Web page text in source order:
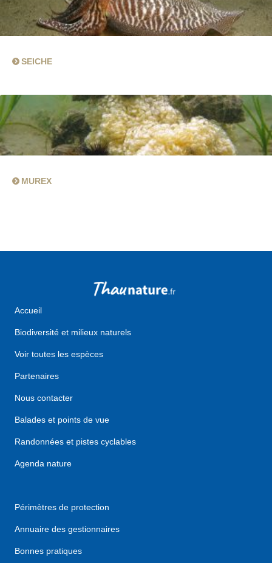
SEICHE
MUREX
Accueil
Biodiversité et milieux naturels
Voir toutes les espèces
Partenaires
Nous contacter
Balades et points de vue
Randonnées et pistes cyclables
Agenda nature
Périmètres de protection
Annuaire des gestionnaires
Bonnes pratiques